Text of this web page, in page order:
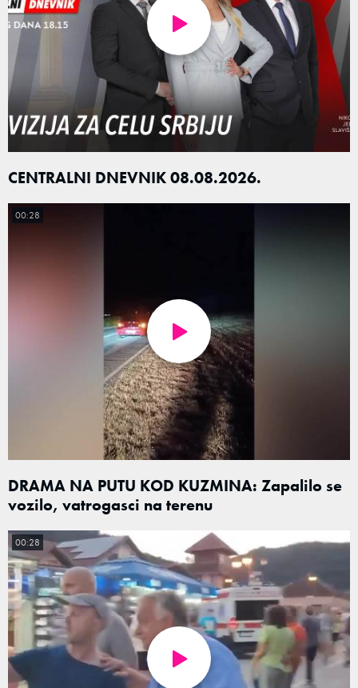
CENTRALNI DNEVNIK 08.08.2026.
DRAMA NA PUTU KOD KUZMINA: Zapalilo se
vozilo, vatrogasci na terenu
00:28
00:28